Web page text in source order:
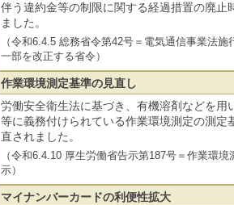
伴う違約金等の制限に関する経過措置の廃止
ました。
（令和6.4.5 総務省令第42号＝電気通信事業法
一部を改正する省令）
作業環境測定基準の見直し
労働安全衛生法に基づき、有機溶剤などを用
等に義務付けられている作業環境測定の測定
直されました。
（令和6.4.10 厚生労働省告示第187号＝作業環
示）
マイナンバーカードの利便性拡大